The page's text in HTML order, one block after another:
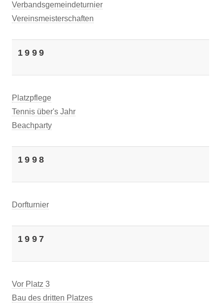
Verbandsgemeindeturnier
Vereinsmeisterschaften
1999
Platzpflege
Tennis über's Jahr
Beachparty
1998
Dorfturnier
1997
Vor Platz 3
Bau des dritten Platzes